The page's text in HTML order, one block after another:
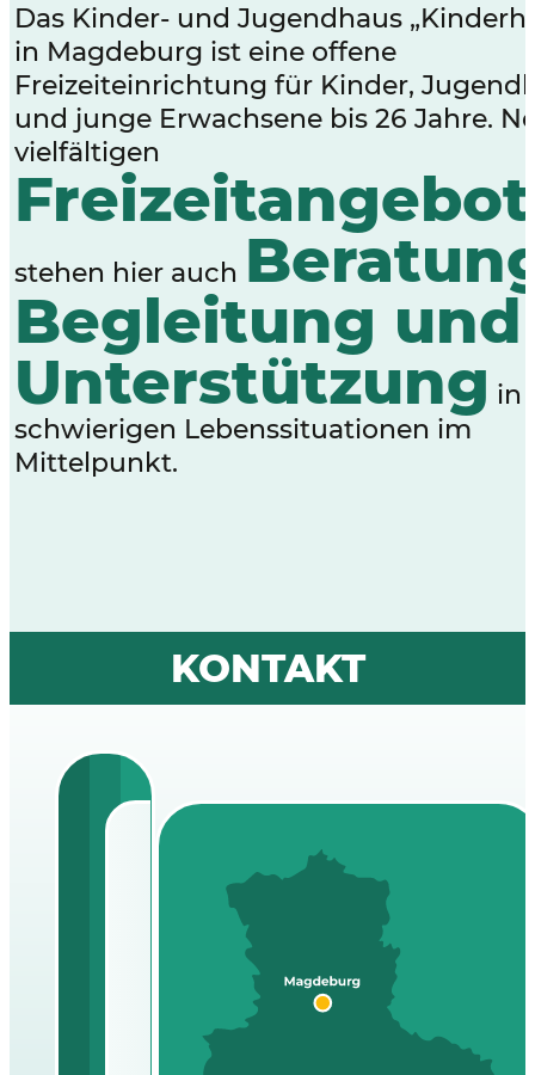
Das Kinder- und Jugendhaus
in Magdeburg ist eine offene
Freizeiteinrichtung für Kinder,
und junge Erwachsene bis 26 Jahre.
vielfältigen
stehen hier auch
Begleitung und
Unterstützung in
schwierigen Lebenssituationen im
Mittelpunkt.
KONTAKT
KJH Kinderhaus
Flechtinger Straße
22a, 39110
Magdeburg